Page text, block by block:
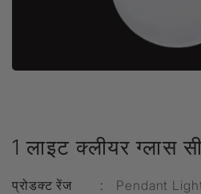
1 लाइट क्लीयर ग्लास
प्रोडक्ट रेंज :
Pendant